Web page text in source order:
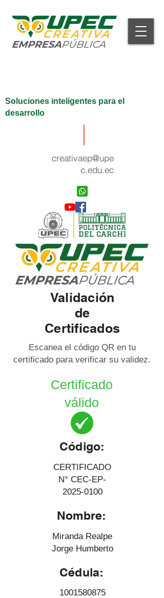
Soluciones inteligentes para el
desarrollo
creativaep@upe
c.edu.ec
Validación
de
Certificados
Escanea el código QR en tu
certificado para verificar su validez.
Certificado
válido
Código:
CERTIFICADO
N° CEC-EP-
2025-0100
Nombre:
Miranda Realpe
Jorge Humberto
Cédula:
1001580875